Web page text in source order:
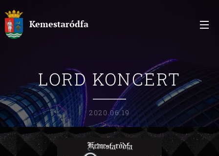
Kemestaródfa
LORD KONCERT
2020.06.19